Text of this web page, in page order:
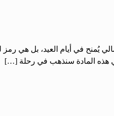
يُمنح في أيام العيد، بل هي رمز
في هذه المادة سنذهب في رحلة […]